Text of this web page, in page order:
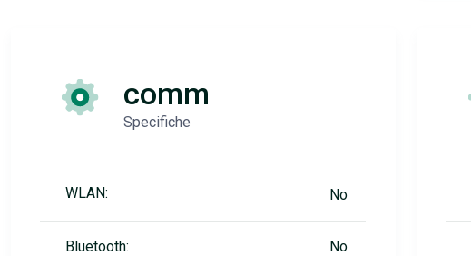
comm
Specifiche
WLAN: No
Bluetooth: No